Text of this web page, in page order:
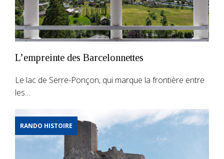
L’empreinte des Barcelonnettes
Le lac de Serre-Ponçon, qui marque la frontière entre
les…
RANDO HISTOIRE